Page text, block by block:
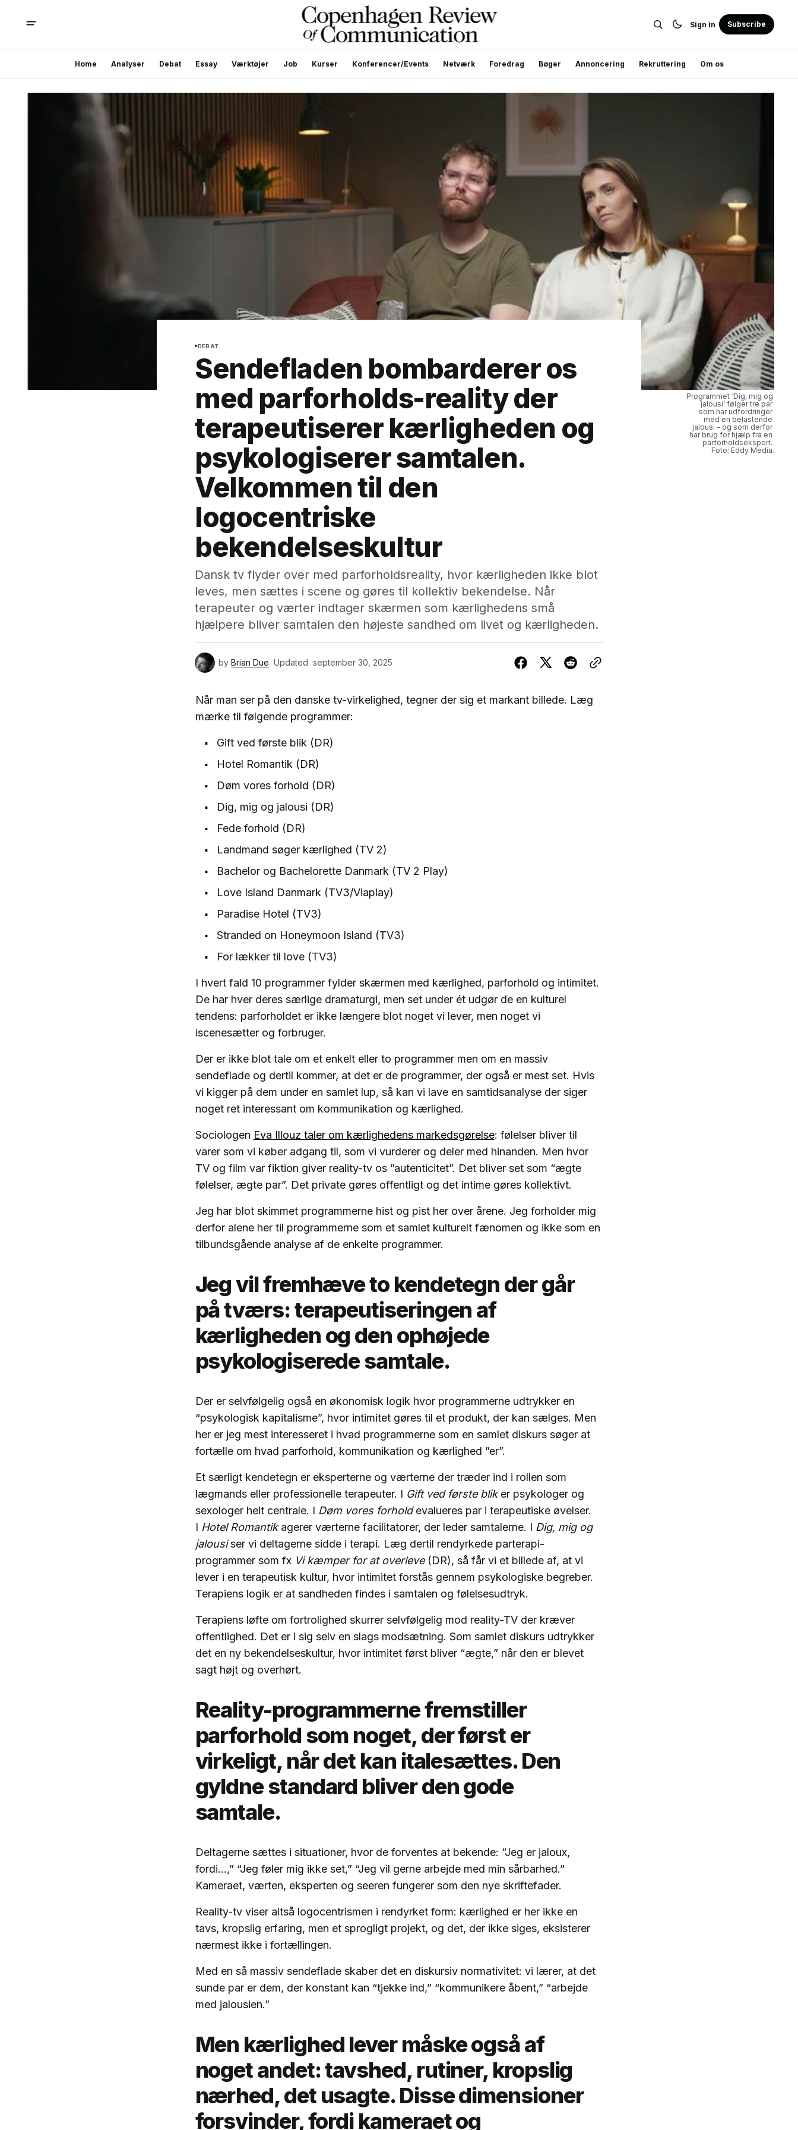
Sign in Subscribe
Home Analyser Debat Essay Værktøjer Job Kurser Konferencer/Events Netværk Foredrag Bøger Annoncering Rekruttering Om os
Programmet ‘Dig, mig og
jalousi’ følger tre par
som har udfordringer
med en belastende
jalousi – og som derfor
har brug for hjælp fra en
parforholdsekspert.
Foto: Eddy Media.
DEBAT
Sendefladen bombarderer os
med parforholds-reality der
terapeutiserer kærligheden og
psykologiserer samtalen.
Velkommen til den
logocentriske
bekendelseskultur
Dansk tv flyder over med parforholdsreality, hvor kærligheden ikke blot
leves, men sættes i scene og gøres til kollektiv bekendelse. Når
terapeuter og værter indtager skærmen som kærlighedens små
hjælpere bliver samtalen den højeste sandhed om livet og kærligheden.
by Brian Due Updated september 30, 2025
Når man ser på den danske tv-virkelighed, tegner der sig et markant billede. Læg
mærke til følgende programmer:
Gift ved første blik (DR)
Hotel Romantik (DR)
Døm vores forhold (DR)
Dig, mig og jalousi (DR)
Fede forhold (DR)
Landmand søger kærlighed (TV 2)
Bachelor og Bachelorette Danmark (TV 2 Play)
Love Island Danmark (TV3/Viaplay)
Paradise Hotel (TV3)
Stranded on Honeymoon Island (TV3)
For lækker til love (TV3)
I hvert fald 10 programmer fylder skærmen med kærlighed, parforhold og intimitet.
De har hver deres særlige dramaturgi, men set under ét udgør de en kulturel
tendens: parforholdet er ikke længere blot noget vi lever, men noget vi
iscenesætter og forbruger.
Der er ikke blot tale om et enkelt eller to programmer men om en massiv
sendeflade og dertil kommer, at det er de programmer, der også er mest set. Hvis
vi kigger på dem under en samlet lup, så kan vi lave en samtidsanalyse der siger
noget ret interessant om kommunikation og kærlighed.
Sociologen Eva Illouz taler om kærlighedens markedsgørelse: følelser bliver til
varer som vi køber adgang til, som vi vurderer og deler med hinanden. Men hvor
TV og film var fiktion giver reality-tv os ”autenticitet”. Det bliver set som “ægte
følelser, ægte par”. Det private gøres offentligt og det intime gøres kollektivt.
Jeg har blot skimmet programmerne hist og pist her over årene. Jeg forholder mig
derfor alene her til programmerne som et samlet kulturelt fænomen og ikke som en
tilbundsgående analyse af de enkelte programmer.
Jeg vil fremhæve to kendetegn der går
på tværs: terapeutiseringen af
kærligheden og den ophøjede
psykologiserede samtale.
Der er selvfølgelig også en økonomisk logik hvor programmerne udtrykker en
“psykologisk kapitalisme”, hvor intimitet gøres til et produkt, der kan sælges. Men
her er jeg mest interesseret i hvad programmerne som en samlet diskurs søger at
fortælle om hvad parforhold, kommunikation og kærlighed ”er”.
Et særligt kendetegn er eksperterne og værterne der træder ind i rollen som
lægmands eller professionelle terapeuter. I Gift ved første bliker psykologer og
sexologer helt centrale. I Døm vores forholdevalueres par i terapeutiske øvelser.
I Hotel Romantikagerer værterne facilitatorer, der leder samtalerne. I Dig, mig og
jalousiser vi deltagerne sidde i terapi. Læg dertil rendyrkede parterapi-
programmer som fx Vi kæmper for at overleve(DR), så får vi et billede af, at vi
lever i en terapeutisk kultur, hvor intimitet forstås gennem psykologiske begreber.
Terapiens logik er at sandheden findes i samtalen og følelsesudtryk.
Terapiens løfte om fortrolighed skurrer selvfølgelig mod reality-TV der kræver
offentlighed. Det er i sig selv en slags modsætning. Som samlet diskurs udtrykker
det en ny bekendelseskultur, hvor intimitet først bliver “ægte,” når den er blevet
sagt højt og overhørt.
Reality-programmerne fremstiller
parforhold som noget, der først er
virkeligt, når det kan italesættes. Den
gyldne standard bliver den gode
samtale.
Deltagerne sættes i situationer, hvor de forventes at bekende: “Jeg er jaloux,
fordi…,” “Jeg føler mig ikke set,” “Jeg vil gerne arbejde med min sårbarhed.”
Kameraet, værten, eksperten og seeren fungerer som den nye skriftefader.
Reality-tv viser altså logocentrismen i rendyrket form: kærlighed er her ikke en
tavs, kropslig erfaring, men et sprogligt projekt, og det, der ikke siges, eksisterer
nærmest ikke i fortællingen.
Med en så massiv sendeflade skaber det en diskursiv normativitet: vi lærer, at det
sunde par er dem, der konstant kan “tjekke ind,” “kommunikere åbent,” “arbejde
med jalousien.”
Men kærlighed lever måske også af
noget andet: tavshed, rutiner, kropslig
nærhed, det usagte. Disse dimensioner
forsvinder, fordi kameraet og